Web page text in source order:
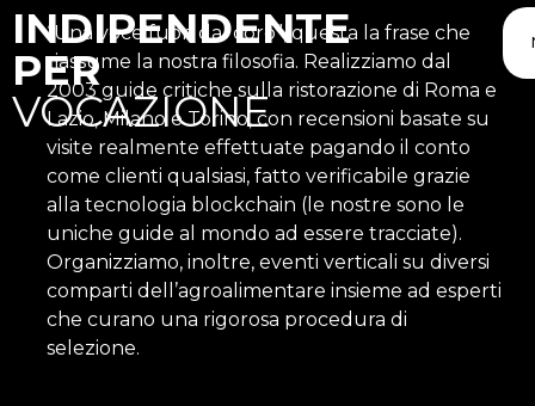
INDIPENDENTE
PER
VOCAZIONE
“Una voce fuori dal coro”, questa la frase che
riassume la nostra filosofia. Realizziamo dal
2003 guide critiche sulla ristorazione di Roma e
Lazio, Milano e Torino, con recensioni basate su
visite realmente effettuate pagando il conto
come clienti qualsiasi, fatto verificabile grazie
alla tecnologia blockchain (le nostre sono le
uniche guide al mondo ad essere tracciate).
Organizziamo, inoltre, eventi verticali su diversi
comparti dell’agroalimentare insieme ad esperti
che curano una rigorosa procedura di
selezione.